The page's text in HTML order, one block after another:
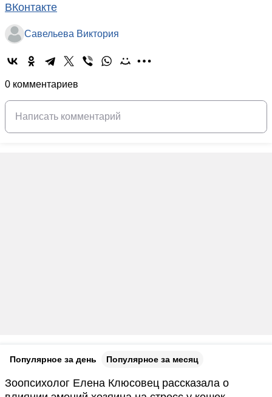
ВКонтакте
Савельева Виктория
0 комментариев
Популярное за день Популярное за месяц
Зоопсихолог Елена Клюсовец рассказала о